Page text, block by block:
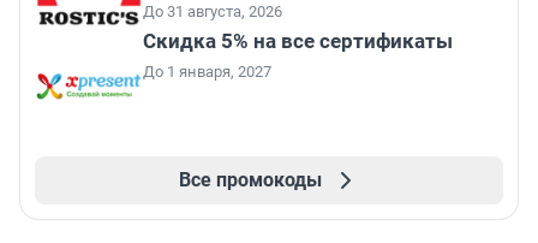
До 31 августа, 2026
Скидка 5% на все сертификаты
До 1 января, 2027
Все промокоды